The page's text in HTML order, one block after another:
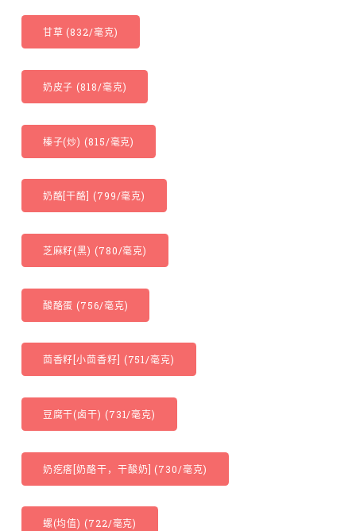
甘草 (832/毫克)
奶皮子 (818/毫克)
榛子(炒) (815/毫克)
奶酪[干酪] (799/毫克)
芝麻籽(黑) (780/毫克)
酸酪蛋 (756/毫克)
茴香籽[小茴香籽] (751/毫克)
豆腐干(卤干) (731/毫克)
奶疙瘩[奶酪干，干酸奶] (730/毫克)
螺(均值) (722/毫克)